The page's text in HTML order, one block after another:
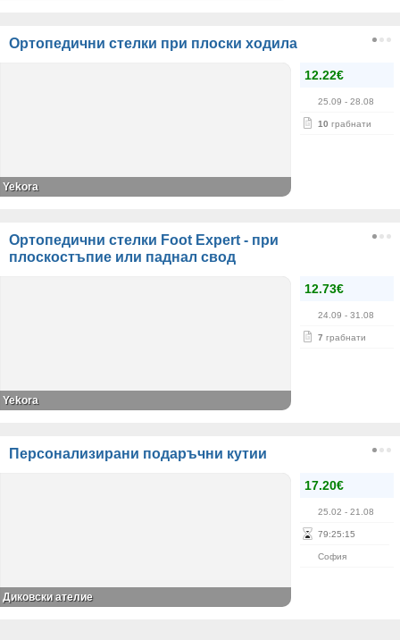
Ортопедични стелки при плоски ходила
12.22€
25.09 - 28.08
10 грабнати
Yekora
Ортопедични стелки Foot Expert - при
плоскостъпие или паднал свод
12.73€
24.09 - 31.08
7 грабнати
Yekora
Персонализирани подаръчни кутии
17.20€
25.02 - 21.08
79:25:15
София
Диковски ателие